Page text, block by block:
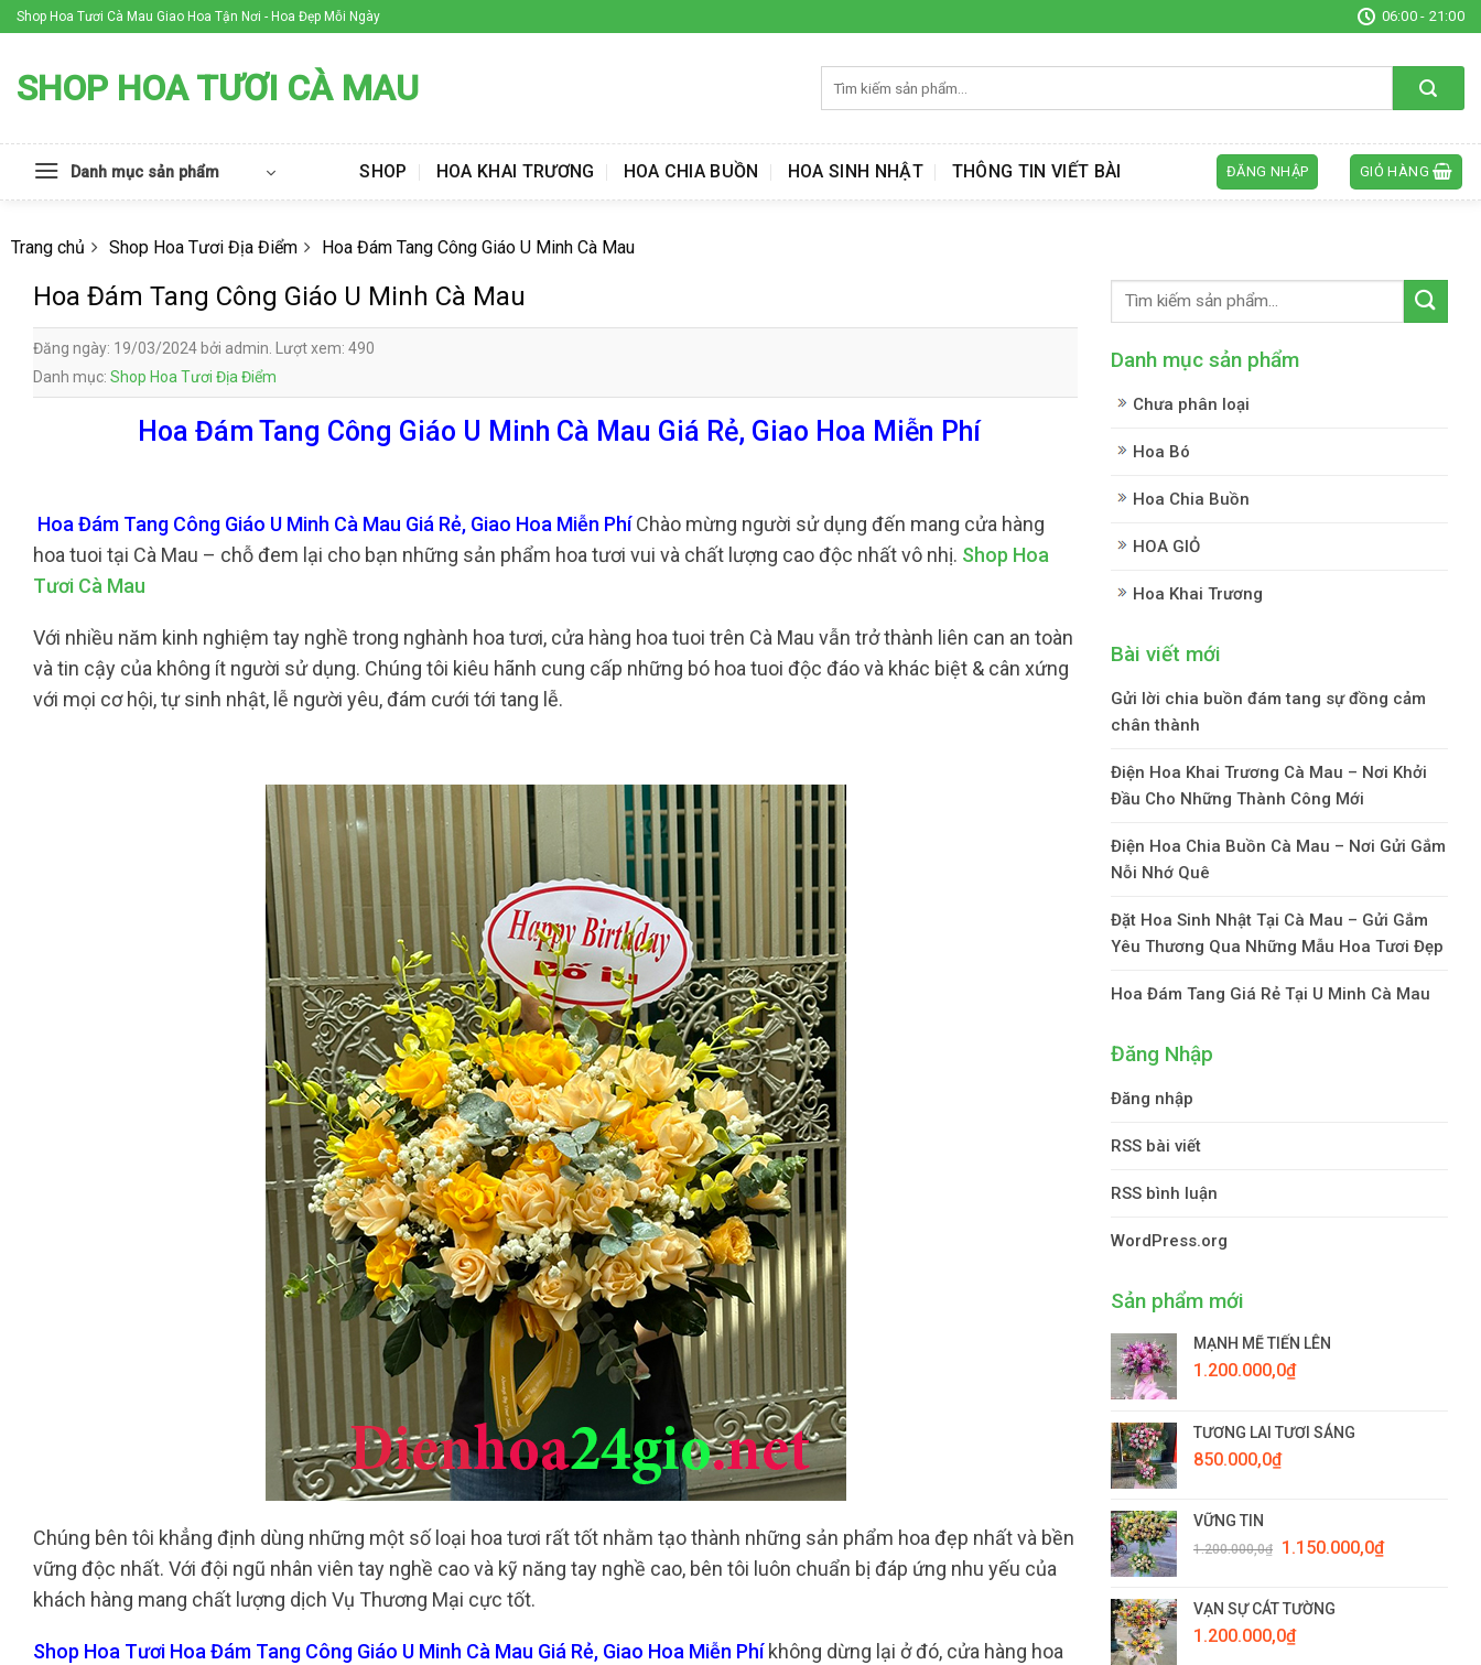
Skip
to
Shop Hoa Tươi Cà Mau Giao Hoa Tận Nơi - Hoa Đẹp Mỗi Ngày 06:00 - 21:00
SHOP HOA TƯƠI CÀ MAU
kiếm:
Danh mục sản phẩm SHOP HOA KHAI TRƯƠNG HOA CHIA BUỒN HOA SINH NHẬT THÔNG TIN VIẾT BÀI ĐĂNG NHẬP GIỎ HÀNG
Trang chủ Shop Hoa Tươi Địa Điểm Hoa Đám Tang Công Giáo U Minh Cà Mau
Hoa Đám Tang Công Giáo U Minh Cà Mau
Đăng ngày: 19/03/2024 bởi admin. Lượt xem: 490
Danh mục: Shop Hoa Tươi Địa Điểm
Hoa Đám Tang Công Giáo U Minh Cà Mau Giá Rẻ, Giao Hoa Miễn Phí
Hoa Đám Tang Công Giáo U Minh Cà Mau Giá Rẻ, Giao Hoa Miễn PhíChào mừng người sử dụng đến mang cửa hàng
hoa tuoi tại Cà Mau – chỗ đem lại cho bạn những sản phẩm hoa tươi vui và chất lượng cao độc nhất vô nhị. Shop Hoa
Tươi Cà Mau
Với nhiều năm kinh nghiệm tay nghề trong nghành hoa tươi, cửa hàng hoa tuoi trên Cà Mau vẫn trở thành liên can an toàn
và tin cậy của không ít người sử dụng. Chúng tôi kiêu hãnh cung cấp những bó hoa tuoi độc đáo và khác biệt & cân xứng
với mọi cơ hội, tự sinh nhật, lễ người yêu, đám cưới tới tang lễ.
Chúng bên tôi khẳng định dùng những một số loại hoa tươi rất tốt nhằm tạo thành những sản phẩm hoa đẹp nhất và bền
vững độc nhất. Với đội ngũ nhân viên tay nghề cao và kỹ năng tay nghề cao, bên tôi luôn chuẩn bị đáp ứng nhu yếu của
khách hàng mang chất lượng dịch Vụ Thương Mại cực tốt.
Shop Hoa Tươi Hoa Đám Tang Công Giáo U Minh Cà Mau Giá Rẻ, Giao Hoa Miễn Phíkhông dừng lại ở đó, cửa hàng hoa
Danh mục sản phẩm
Chưa phân loại
Hoa Bó
Hoa Chia Buồn
HOA GIỎ
Hoa Khai Trương
Bài viết mới
Gửi lời chia buồn đám tang sự đồng cảm
chân thành
Điện Hoa Khai Trương Cà Mau – Nơi Khởi
Đầu Cho Những Thành Công Mới
Điện Hoa Chia Buồn Cà Mau – Nơi Gửi Gắm
Nỗi Nhớ Quê
Đặt Hoa Sinh Nhật Tại Cà Mau – Gửi Gắm
Yêu Thương Qua Những Mẫu Hoa Tươi Đẹp
Hoa Đám Tang Giá Rẻ Tại U Minh Cà Mau
Đăng Nhập
Đăng nhập
RSS bài viết
RSS bình luận
WordPress.org
Sản phẩm mới
MẠNH MẼ TIẾN LÊN
1.200.000,0₫
TƯƠNG LAI TƯƠI SÁNG
850.000,0₫
VỮNG TIN
1.200.000,0₫
Giá
1.200.000,0₫.
1.150.000,0₫Giá
VẠN SỰ CÁT TƯỜNG
1.200.000,0₫